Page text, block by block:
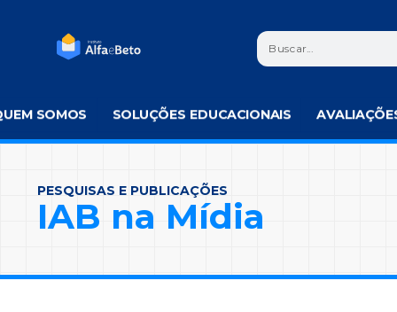
SOMOS SOLUÇÕES EDUCACIONAIS
PESQUISAS E PUBLICAÇÕES
IAB na Mídia